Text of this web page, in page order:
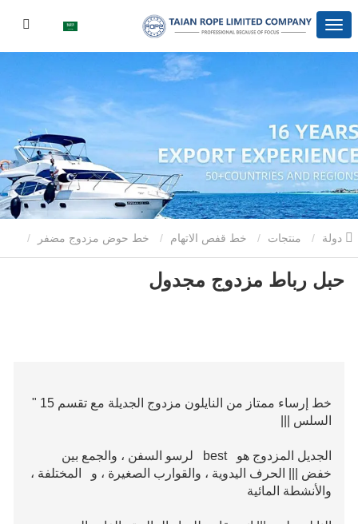
منتجات خط قفص الاتهام خط حوض مزدوج مضفر
حبل رباط مزدوج مجدول
حبل رباط مزدوج مجدول
خط إرساء ممتاز من النايلون مزدوج الجديلة مع تقسم 15 "
السلس |||
الجديل المزدوج هو best لرسو السفن ، والجمع بين
خفض ||| الحرف اليدوية ، والقوارب الصغيرة ، و المختلفة ،
والأنشطة المائية